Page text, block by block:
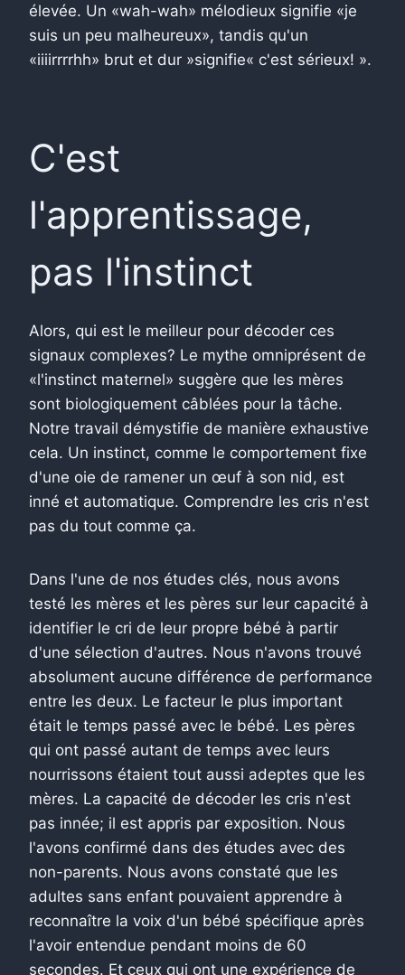
élevée. Un «wah-wah» mélodieux signifie «je
suis un peu malheureux», tandis qu'un
«iiiirrrrhh» brut et dur »signifie« c'est sérieux! ».
C'est
l'apprentissage,
pas l'instinct
Alors, qui est le meilleur pour décoder ces
signaux complexes? Le mythe omniprésent de
«l'instinct maternel» suggère que les mères
sont biologiquement câblées pour la tâche.
Notre travail démystifie de manière exhaustive
cela. Un instinct, comme le comportement fixe
d'une oie de ramener un œuf à son nid, est
inné et automatique. Comprendre les cris n'est
pas du tout comme ça.
Dans l'une de nos études clés, nous avons
testé les mères et les pères sur leur capacité à
identifier le cri de leur propre bébé à partir
d'une sélection d'autres. Nous n'avons trouvé
absolument aucune différence de performance
entre les deux. Le facteur le plus important
était le temps passé avec le bébé. Les pères
qui ont passé autant de temps avec leurs
nourrissons étaient tout aussi adeptes que les
mères. La capacité de décoder les cris n'est
pas innée; il est appris par exposition. Nous
l'avons confirmé dans des études avec des
non-parents. Nous avons constaté que les
adultes sans enfant pouvaient apprendre à
reconnaître la voix d'un bébé spécifique après
l'avoir entendue pendant moins de 60
secondes. Et ceux qui ont une expérience de